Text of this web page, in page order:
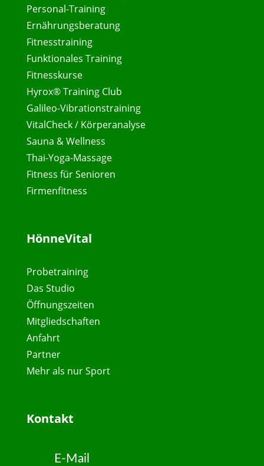
Personal-Training
Ernährungsberatung
Fitnesstraining
Funktionales Training
Fitnesskurse
Hyrox® Training Club
Galileo-Vibrationstraining
VitalCheck / Körperanalyse
Sauna & Wellness
Thai-Yoga-Massage
Fitness für Senioren
Firmenfitness
HönneVital
Probetraining
Das Studio
Öffnungszeiten
Mitgliedschaften
Anfahrt
Partner
Mehr als nur Sport
Kontakt
E-Mail